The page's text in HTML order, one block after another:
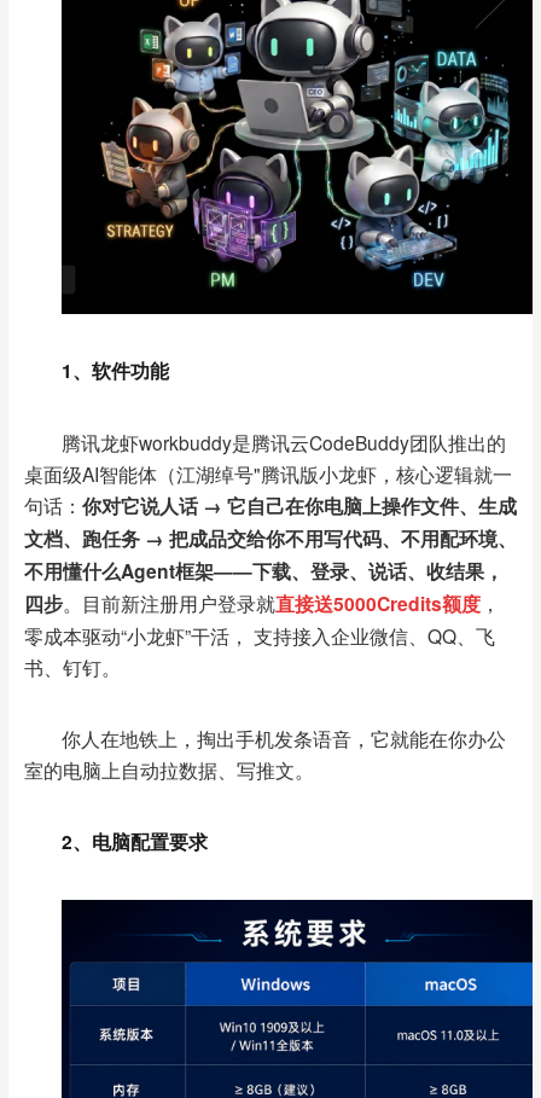
1、软件功能
腾讯龙虾workbuddy是腾讯云CodeBuddy团队推出的
桌面级AI智能体（江湖绰号"腾讯版小龙虾， 核心逻辑就一
句话： 你对它说人话 → 它自己在你电脑上操作文件、生成
文档、跑任务 → 把成品交给你不用写代码、不用配环境、
不用懂什么Agent框架——下载、登录、说话、收结果，
四步。 目前新注册用户登录就直接送5000Credits额度，
零成本驱动“小龙虾”干活， 支持接入企业微信、QQ、飞
书、钉钉。
你人在地铁上，掏出手机发条语音，它就能在你办公
室的电脑上自动拉数据、写推文。
2、电脑配置要求